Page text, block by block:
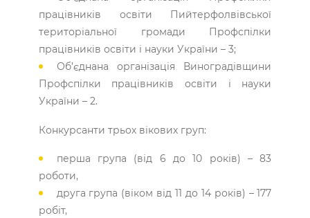
працівників освіти Пийтерфолвівської
територіальної громади Профспілки
працівників освіти і науки України – 3;
Об’єднана організація Виноградівщини
Профспілки працівників освіти і науки
України – 2.
Конкурсанти трьох вікових груп:
перша група (від 6 до 10 років) – 83
роботи,
друга група (віком від 11 до 14 років) – 177
робіт,